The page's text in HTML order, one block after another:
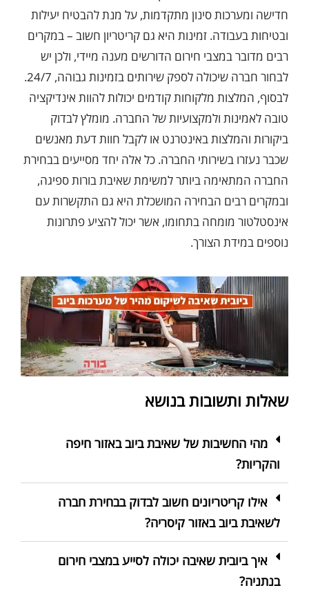
חדישה ומערכות סינון מתקדמות, על מנת להבטיח יעילות
ובטיחות בעבודה. זמינות היא גם קריטריון חשוב – במקרים
רבים מדובר במצבי חירום הדורשים מענה מיידי, ולכן יש
לבחור חברה שיכולה לספק שירותים בזמינות גבוהה, 24/7.
לבסוף, המלצות מלקוחות קודמים יכולות להוות אינדיקציה
טובה לאמינות ולמקצועיות של החברה. מומלץ לבדוק
ביקורות והמלצות באינטרנט או לקבל חוות דעת מאנשים
שכבר נעזרו בשירותי החברה. כל אלה יחד מסייעים בבחירת
החברה המתאימה ביותר למשימת שאיבת בורות ספיגה,
ובמקרים רבים הבחירה המושכלת היא גם התקשרות עם
אינסטלטור מומחה בתחומו, אשר יכול להציע פתרונות
נוספים במידת הצורך.
שאלות ותשובות בנושא
מהי החשיבות של שאיבת ביוב באזור חיפה
והקריות?
אילו קריטריונים חשוב לבדוק בבחירת חברה
לשאיבת ביוב באזור קיסריה?
איך ביובית שאיבה יכולה לסייע במצבי חירום
בנתניה?